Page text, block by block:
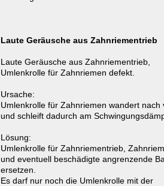
Laute Geräusche aus Zahnriementrieb
Laute Geräusche aus Zahnriementrieb,
Umlenkrolle für Zahnriemen defekt.
Ursache:
Umlenkrolle für Zahnriemen wandert nach
und schleift dadurch am
Lösung:
Umlenkrolle für Zahnriementrieb,
und eventuell beschädigte angrenzende
ersetzen.
Es darf nur noch die Umlenkrolle mit der